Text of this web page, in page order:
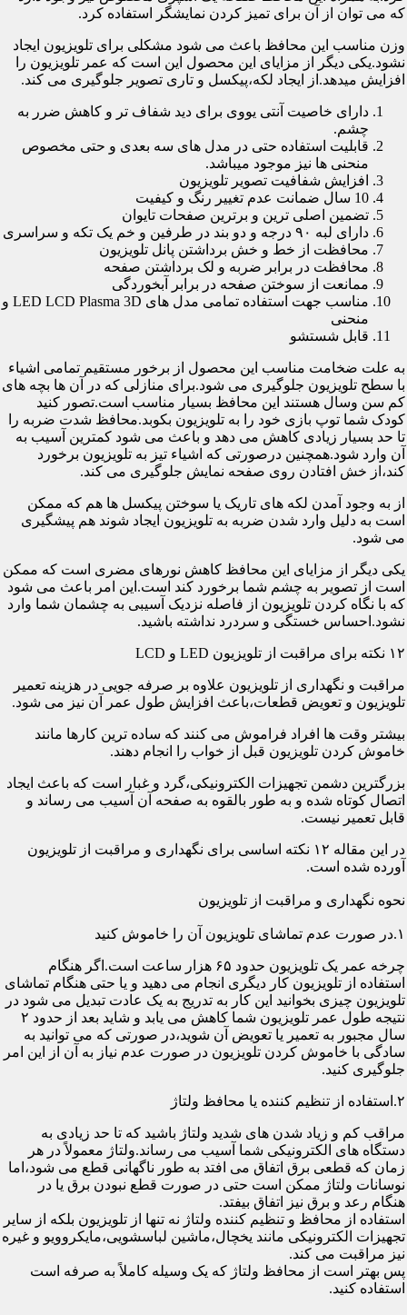
که می توان از آن برای تمیز کردن نمایشگر استفاده کرد.
وزن مناسب این محافظ باعث می شود مشکلی برای تلویزیون ایجاد
نشود.یکی دیگر از مزایای این محصول این است که عمر تلویزیون را
افزایش میدهد.از ایجاد لکه،پیکسل و تاری تصویر جلوگیری می کند.
دارای خاصیت آنتی یووی برای دید شفاف تر و کاهش ضرر به
چشم.
قابلیت استفاده حتی در مدل های سه بعدی و حتی مخصوص
منحنی ها نیز موجود میباشد.
افزایش شفافیت تصویر تلویزیون
10 سال ضمانت عدم تغییر رنگ و کیفیت
تضمین اصلی ترین و برترین صفحات تایوان
دارای لبه ۹۰ درجه و دو بند در طرفین و خم یک تکه و سراسری
محافظت از خط و خش برداشتن پانل تلویزیون
محافظت در برابر ضربه و لک برداشتن صفحه
ممانعت از سوختن صفحه در برابر آبخوردگی
مناسب جهت استفاده تمامی مدل های LED LCD Plasma 3D و
منحنی
قابل شستشو
به علت ضخامت مناسب این محصول از برخور مستقیم تمامی اشیاء
با سطح تلویزیون جلوگیری می شود.برای منازلی که در آن ها بچه های
کم سن وسال هستند این محافظ بسیار مناسب است.تصور کنید
کودک شما توپ بازی خود را به تلویزیون بکوبد.محافظ شدت ضربه را
تا حد بسیار زیادی کاهش می دهد و باعث می شود کمترین آسیب به
آن وارد شود.همچنین درصورتی که اشیاء تیز به تلویزیون برخورد
کند،از خش افتادن روی صفحه نمایش جلوگیری می کند.
از به وجود آمدن لکه های تاریک یا سوختن پیکسل ها هم که ممکن
است به دلیل وارد شدن ضربه به تلویزیون ایجاد شوند هم پیشگیری
می شود.
یکی دیگر از مزایای این محافظ کاهش نورهای مضری است که ممکن
است از تصویر به چشم شما برخورد کند است.این امر باعث می شود
که با نگاه کردن تلویزیون از فاصله نزدیک آسیبی به چشمان شما وارد
نشود.احساس خستگی و سردرد نداشته باشید.
۱۲ نکته برای مراقبت از تلویزیون LED و LCD
مراقبت و نگهداری از تلویزیون علاوه بر صرفه جویی در هزینه تعمیر
تلویزیون و تعویض قطعات،باعث افزایش طول عمر آن نیز می شود.
بیشتر وقت ها افراد فراموش می کنند که ساده ترین کارها مانند
خاموش کردن تلویزیون قبل از خواب را انجام دهند.
بزرگترین دشمن تجهیزات الکترونیکی،گرد و غبار است که باعث ایجاد
اتصال کوتاه شده و به طور بالقوه به صفحه آن آسیب می رساند و
قابل تعمیر نیست.
در این مقاله ۱۲ نکته اساسی برای نگهداری و مراقبت از تلویزیون
آورده شده است.
نحوه نگهداری و مراقبت از تلویزیون
۱.در صورت عدم تماشای تلویزیون آن را خاموش کنید
چرخه عمر یک تلویزیون حدود ۶۵ هزار ساعت است.اگر هنگام
استفاده از تلویزیون کار دیگری انجام می دهید و یا حتی هنگام تماشای
تلویزیون چیزی بخوانید این کار به تدریج به یک عادت تبدیل می شود در
نتیجه طول عمر تلویزیون شما کاهش می یابد و شاید بعد از حدود ۲
سال مجبور به تعمیر یا تعویض آن شوید،در صورتی که می توانید به
سادگی با خاموش کردن تلویزیون در صورت عدم نیاز به آن از این امر
جلوگیری کنید.
۲.استفاده از تنظیم کننده یا محافظ ولتاژ
مراقب کم و زیاد شدن های شدید ولتاژ باشید که تا حد زیادی به
دستگاه های الکترونیکی شما آسیب می رساند.ولتاژ معمولاً در هر
زمان که قطعی برق اتفاق می افتد به طور ناگهانی قطع می شود،اما
نوسانات ولتاژ ممکن است حتی در صورت قطع نبودن برق یا در
هنگام رعد و برق نیز اتفاق بیفتد.
استفاده از محافظ و تنظیم کننده ولتاژ نه تنها از تلویزیون بلکه از سایر
تجهیزات الکترونیکی مانند یخچال،ماشین لباسشویی،مایکروویو و غیره
نیز مراقبت می کند.
پس بهتر است از محافظ ولتاژ که یک وسیله کاملاً به صرفه است
استفاده کنید.